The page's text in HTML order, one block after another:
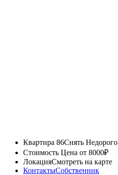
Квартира 86Снять Недорого
Стоимость Цена от 8000₽
ЛокацияСмотреть на карте
КонтактыСобственник